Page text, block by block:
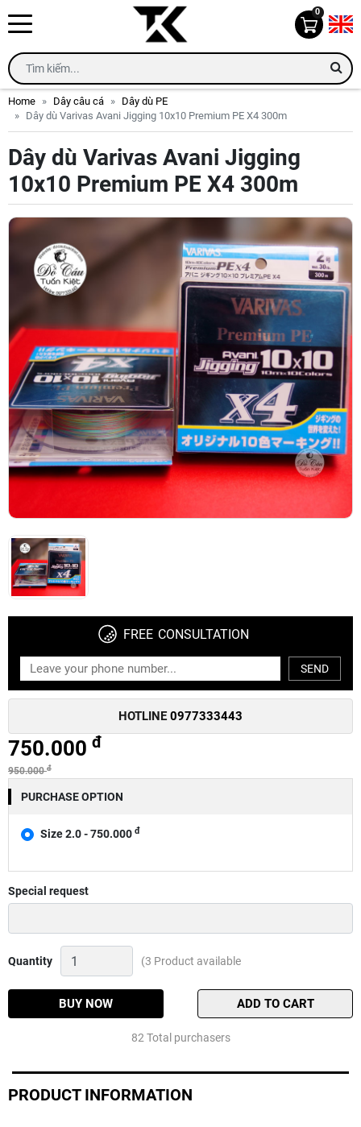
0
Home Dây câu cá
Dây dù PE
Dây dù Varivas Avani Jigging 10x10 Premium PE X4 300m
Dây dù Varivas Avani Jigging
10x10 Premium PE X4 300m
FREE CONSULTATION
SEND
HOTLINE 0977333443
750.000 đ
950.000đ
PURCHASE OPTION
Size 2.0 - 750.000 đ
Special request
Quantity
Dây
Avani
X4
300m
(3 Product available
BUY NOW ADD TO CART
82 Total purchasers
PRODUCT INFORMATION